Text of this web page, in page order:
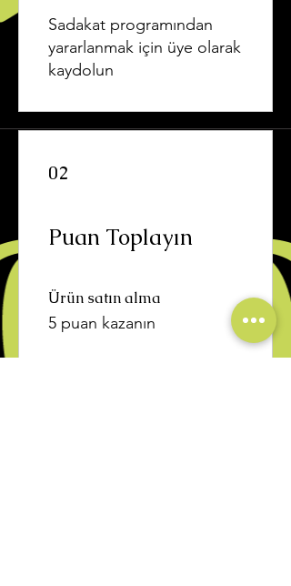
Sadakat programından
yararlanmak için üye olarak
kaydolun
02
Puan Toplayın
Ürün satın alma
5 puan kazanın